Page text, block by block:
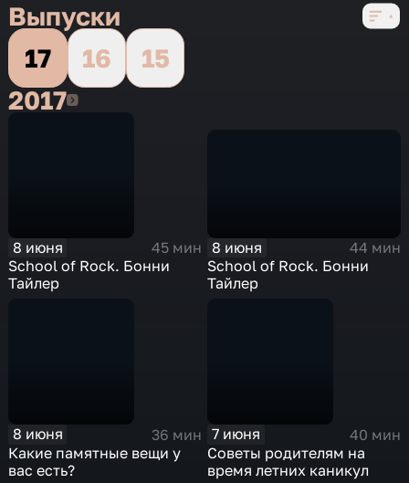
Выпуски
17
16
15
20172017
8 июня
45 мин
School of Rock. Бонни
Тайлер
8 июня
44 мин
School of Rock. Бонни
Тайлер
8 июня
36 мин
Какие памятные вещи у
вас есть?
7 июня
40 мин
Советы родителям на
время летних каникул